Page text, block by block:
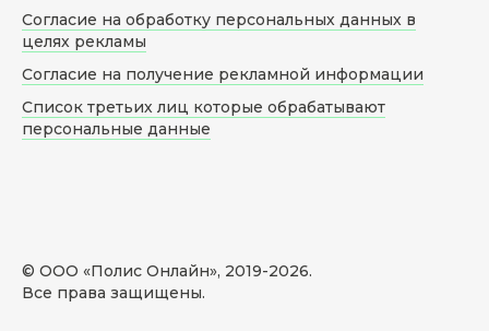
© ООО «Полис Онлайн», 2019-2026.
Все права защищены.
Согласие на обработку персональных данных в
целях рекламы
Согласие на получение рекламной информации
Список третьих лиц которые обрабатывают
персональные данные